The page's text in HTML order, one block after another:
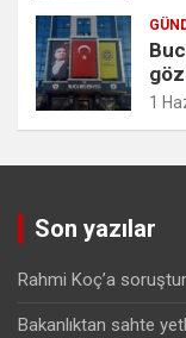
1
Son yazılar
Rahmi Koç’a
Bakanlıktan sahte